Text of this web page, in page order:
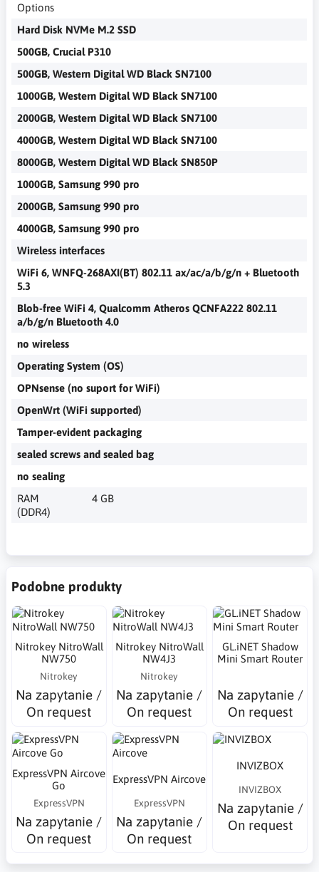
Options
Hard Disk NVMe M.2 SSD
500GB, Crucial P310
500GB, Western Digital WD Black SN7100
1000GB, Western Digital WD Black SN7100
2000GB, Western Digital WD Black SN7100
4000GB, Western Digital WD Black SN7100
8000GB, Western Digital WD Black SN850P
1000GB, Samsung 990 pro
2000GB, Samsung 990 pro
4000GB, Samsung 990 pro
Wireless interfaces
WiFi 6, WNFQ-268AXI(BT) 802.11 ax/ac/a/b/g/n + Bluetooth
5.3
Blob-free WiFi 4, Qualcomm Atheros QCNFA222 802.11
a/b/g/n Bluetooth 4.0
no wireless
Operating System (OS)
OPNsense (no suport for WiFi)
OpenWrt (WiFi supported)
Tamper-evident packaging
sealed screws and sealed bag
no sealing
RAM
(DDR4)
4 GB
Podobne produkty
Nitrokey NitroWall
NW750
Nitrokey
Na zapytanie /
On request
Nitrokey NitroWall
NW4J3
Nitrokey
Na zapytanie /
On request
GL.iNET Shadow
Mini Smart Router
Na zapytanie /
On request
ExpressVPN Aircove
Go
ExpressVPN
Na zapytanie /
On request
ExpressVPN Aircove
ExpressVPN
Na zapytanie /
On request
INVIZBOX
INVIZBOX
Na zapytanie /
On request